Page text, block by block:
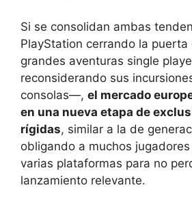
Si se consolidan ambas
PlayStation cerrando la puerta
grandes aventuras single
reconsiderando sus
consolas—, el mercado
en una nueva etapa de
rígidas, similar a la de
obligando a muchos
varias plataformas para no
lanzamiento relevante.